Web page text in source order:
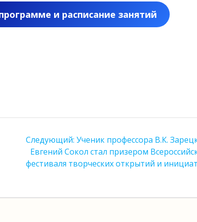
и расписание занятий
Следующий: Следующая
запись:
Ученик профессора В.К.
Евгений Сокол стал призером
фестиваля творческих открытий и